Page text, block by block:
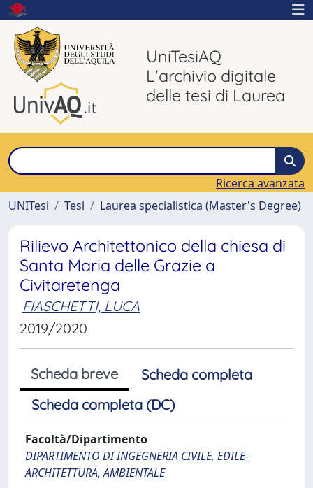
UniTesiAQ
L'archivio digitale
delle tesi di Laurea
Ricerca avanzata
UNITesi
Tesi Laurea specialistica (Master's Degree)
Rilievo Architettonico della chiesa di
Santa Maria delle Grazie a
Civitaretenga
FIASCHETTI, LUCA
2019/2020
Scheda breve
Scheda completa
Scheda completa (DC)
Facoltà/Dipartimento
DIPARTIMENTO DI INGEGNERIA CIVILE, EDILE-
ARCHITETTURA, AMBIENTALE